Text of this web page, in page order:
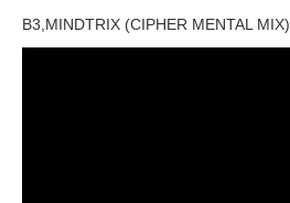
B3,MINDTRIX (CIPHER MENTAL MIX)